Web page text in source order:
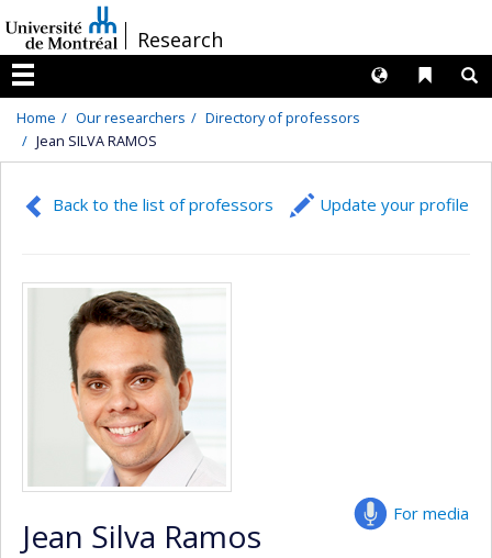
au
contenu
/Research
Menu
Liens
Langues
Home Our researchers
Directory of professors
Jean SILVA RAMOS
Back to the list of professors Update your profile
For media
Jean Silva Ramos